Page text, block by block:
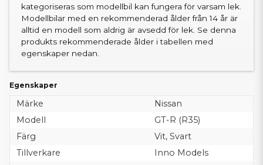
kategoriseras som modellbil kan fungera för varsam lek.
Modellbilar med en rekommenderad ålder från 14 år är
alltid en modell som aldrig är avsedd för lek. Se denna
produkts rekommenderade ålder i tabellen med
egenskaper nedan.
Egenskaper
Märke
Nissan
Modell
GT-R (R35)
Färg
Vit, Svart
Tillverkare
Inno Models